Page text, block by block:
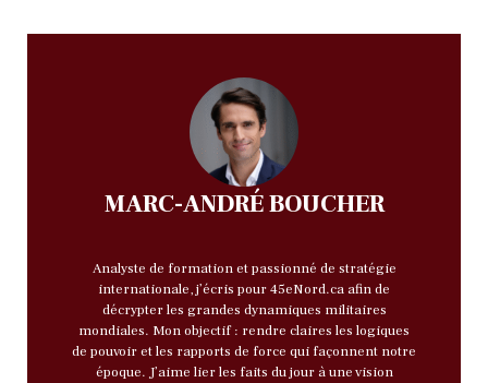
MARC-ANDRÉ BOUCHER
Analyste de formation et passionné de stratégie
internationale, j’écris pour 45eNord.ca afin de
décrypter les grandes dynamiques militaires
mondiales. Mon objectif : rendre claires les logiques
de pouvoir et les rapports de force qui façonnent notre
époque. J’aime lier les faits du jour à une vision